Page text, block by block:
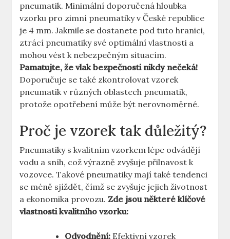
pneumatik. Minimální doporučená hloubka
vzorku pro zimní pneumatiky v České republice
je 4 mm. Jakmile se dostanete pod tuto hranici,
ztrácí pneumatiky své optimální vlastnosti a
mohou vést k nebezpečným situacím.
Pamatujte, že vlak bezpečnosti nikdy nečeká!
Doporučuje se také zkontrolovat vzorek
pneumatik v různých oblastech pneumatik,
protože opotřebení může být nerovnoměrné.
Proč je vzorek tak důležitý?
Pneumatiky s kvalitním vzorkem lépe odvádějí
vodu a sníh, což výrazně zvyšuje přilnavost k
vozovce. Takové pneumatiky mají také tendenci
se méně sjíždět, čímž se zvyšuje jejich životnost
a ekonomika provozu. Zde jsou některé klíčové
vlastnosti kvalitního vzorku:
Odvodnění: Efektivní vzorek